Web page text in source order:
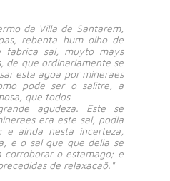
da Villa de Santarem,
rebenta hum olho de
fabrica sal, muyto mays
de que ordinariamente se
esta agoa por mineraes
pode ser o salitre, a
que todos
agudeza. Este se
era este sal, podia
e ainda nesta incerteza,
e o sal que que della se
o estamago; e
de relaxaçaõ."